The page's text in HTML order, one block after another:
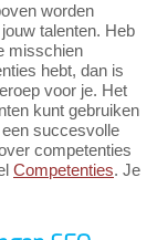
worden
talenten. Heb
misschien
hebt, dan is
voor je. Het
kunt gebruiken
succesvolle
competenties
Competenties. Je